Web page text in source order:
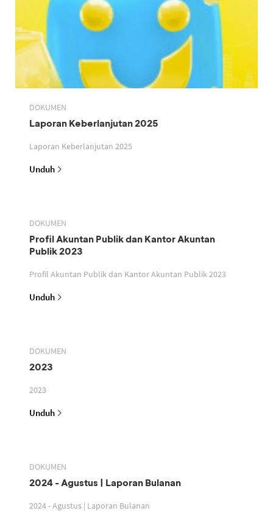
DOKUMEN
Laporan Keberlanjutan 2025
Laporan Keberlanjutan 2025
Unduh
DOKUMEN
Profil Akuntan Publik dan Kantor Akuntan
Publik 2023
Profil Akuntan Publik dan Kantor Akuntan Publik 2023
Unduh
DOKUMEN
2023
2023
Unduh
DOKUMEN
2024 - Agustus | Laporan Bulanan
2024 - Agustus | Laporan Bulanan